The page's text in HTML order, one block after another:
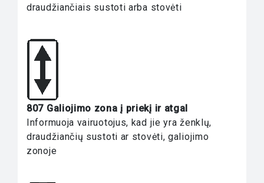
draudžiančiais sustoti arba stovėti
807 Galiojimo zona į priekį ir atgal
Informuoja vairuotojus, kad jie yra ženklų,
draudžiančių sustoti ar stovėti, galiojimo
zonoje